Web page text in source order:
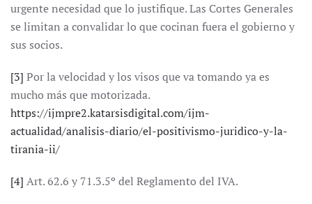
urgente necesidad que lo justifique. Las Cortes Generales
se limitan a convalidar lo que cocinan fuera el gobierno y
sus socios.
[3] Por la velocidad y los visos que va tomando ya es
mucho más que motorizada.
https://ijmpre2.katarsisdigital.com/ijm-
actualidad/analisis-diario/el-positivismo-juridico-y-la-
tirania-ii/
[4] Art. 62.6 y 71.3.5º del Reglamento del IVA.